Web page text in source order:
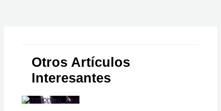
Otros Artículos
Interesantes